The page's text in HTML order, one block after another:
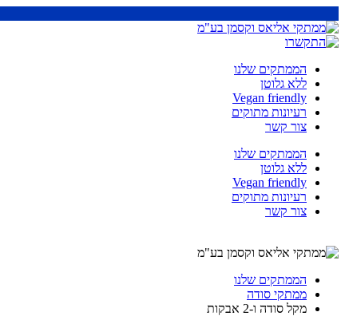
הממתקים שלנו
ללא גלוטן
Vegan friendly
רעיונות מתוקים
צור קשר
הממתקים שלנו
ללא גלוטן
Vegan friendly
רעיונות מתוקים
צור קשר
הממתקים שלנו
ממתקי סודה
מקל סודה ו-2 אבקות